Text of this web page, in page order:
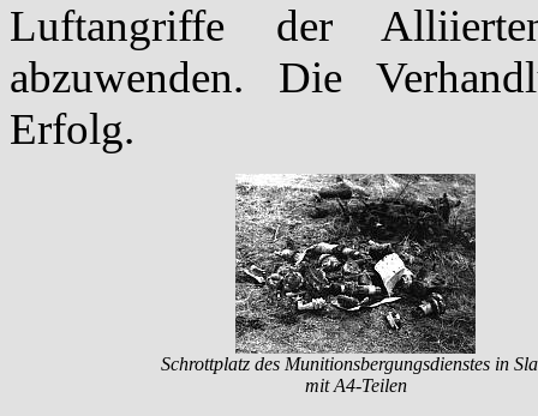
Luftangriffe der
abzuwenden. Die
Erfolg.
Schrottplatz des Munitionsbergungsdienstes in
mit A4-Teilen